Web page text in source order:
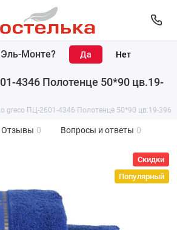
Эль-Монте?
4346 Полотенце 50*90 цв.19-
greco ПЦ-2601-4346 Полотенце 50*90 цв.19-3964
Отзывы 0 Вопросы и ответы 0
Скидки
Популярный